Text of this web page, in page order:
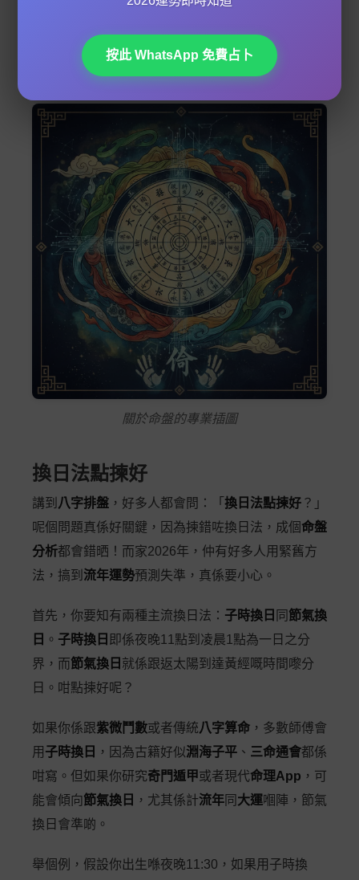
忽視，佢同你嘅
息息相關，影響你一
生嘅運程！
關於命盤的專業插圖
換日法點揀好
講到 八字排盤 ，好多人都會問：「 換日法點揀好 ？」
呢個問題真係好關鍵，因為揀錯咗換日法，成個 命盤
分析都會錯晒！而家2026年，仲有好多人用緊舊方
法，搞到 流年運勢預測失準，真係要小心。
首先，你要知有兩種主流換日法： 子時換日 同 節氣換
日 。 子時換日 即係夜晚11點到凌晨1點為一日之分
界，而節氣換日 就係跟返太陽到達黃經嘅時間嚟分
日。咁點揀好呢？
如果你係跟紫微鬥數或者傳統八字算命 ，多數師傅會
用 子時換日 ，因為古籍好似淵海子平 、 三命通會都係
咁寫。但如果你研究奇門遁甲或者現代命理App ，可
能會傾向節氣換日 ，尤其係計流年 同 大運嗰陣，節氣
換日會準啲。
舉個例，假設你出生喺夜晚11:30，如果用子時換
按此 WhatsApp 免費占卜